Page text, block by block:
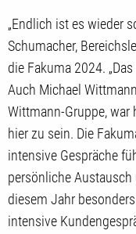
„Endlich ist es wieder
Schumacher,
die Fakuma 2024.
Auch Michael
Wittmann-Gruppe, war
hier zu sein. Die
intensive Gespräche
persönliche
diesem Jahr
intensive